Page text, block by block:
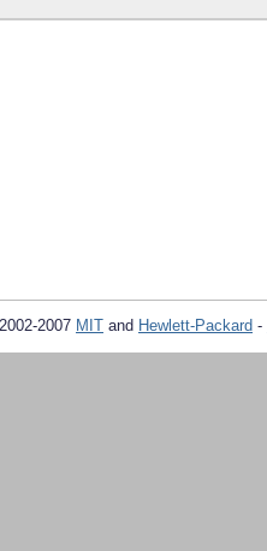
2007 MIT and Hewlett-Packard -